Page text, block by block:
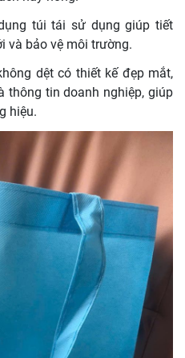
túi tái sử dụng giúp tiết
và bảo vệ môi trường.
dệt có thiết kế đẹp mắt,
thông tin doanh nghiệp, giúp
hiệu.